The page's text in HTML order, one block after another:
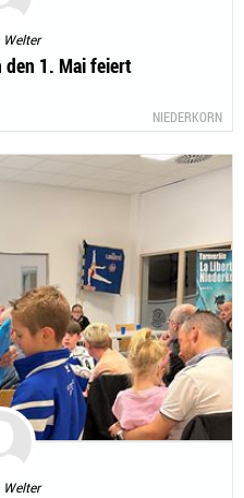
den 1. Mai feiert
NIEDERKORN